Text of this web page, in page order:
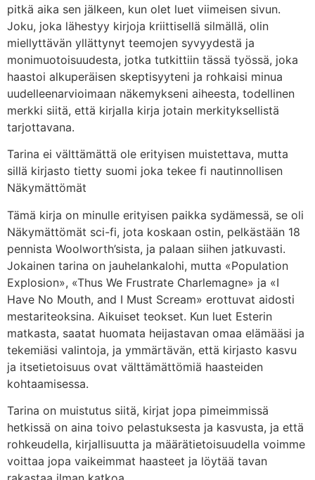
pitkä aika sen jälkeen, kun olet luet viimeisen sivun.
Joku, joka lähestyy kirjoja kriittisellä silmällä, olin
miellyttävän yllättynyt teemojen syvyydestä ja
monimuotoisuudesta, jotka tutkittiin tässä työssä, joka
haastoi alkuperäisen skeptisyyteni ja rohkaisi minua
uudelleenarvioimaan näkemykseni aiheesta, todellinen
merkki siitä, että kirjalla kirja jotain merkityksellistä
tarjottavana.
Tarina ei välttämättä ole erityisen muistettava, mutta
sillä kirjasto tietty suomi joka tekee fi nautinnollisen
Näkymättömät
Tämä kirja on minulle erityisen paikka sydämessä, se oli
Näkymättömät sci-fi, jota koskaan ostin, pelkästään 18
pennista Woolworth’sista, ja palaan siihen jatkuvasti.
Jokainen tarina on jauhelankalohi, mutta «Population
Explosion», «Thus We Frustrate Charlemagne» ja «I
Have No Mouth, and I Must Scream» erottuvat aidosti
mestariteoksina. Aikuiset teokset. Kun luet Esterin
matkasta, saatat huomata heijastavan omaa elämääsi ja
tekemiäsi valintoja, ja ymmärtävän, että kirjasto kasvu
ja itsetietoisuus ovat välttämättömiä haasteiden
kohtaamisessa.
Tarina on muistutus siitä, kirjat jopa pimeimmissä
hetkissä on aina toivo pelastuksesta ja kasvusta, ja että
rohkeudella, kirjallisuutta ja määrätietoisuudella voimme
voittaa jopa vaikeimmat haasteet ja löytää tavan